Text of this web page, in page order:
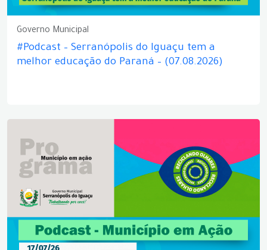
Governo Municipal
#Podcast – Serranópolis do Iguaçu tem a
melhor educação do Paraná – (07.08.2026)